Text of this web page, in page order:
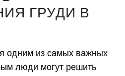
ГРУДИ В
одним из самых важных
люди могут решить